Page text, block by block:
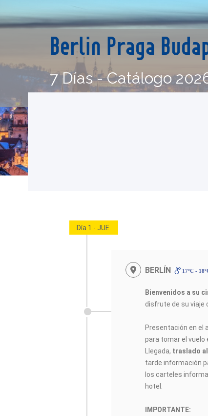
Berlin Praga
7 Días - Catálogo
Día 1 - JUE.
BERLÍN 17ºC -
Bienvenidos a su
disfrute de su viaje
Presentación en el
para tomar el vuelo
Llegada, traslado
tarde información
los carteles
hotel.
IMPORTANTE: